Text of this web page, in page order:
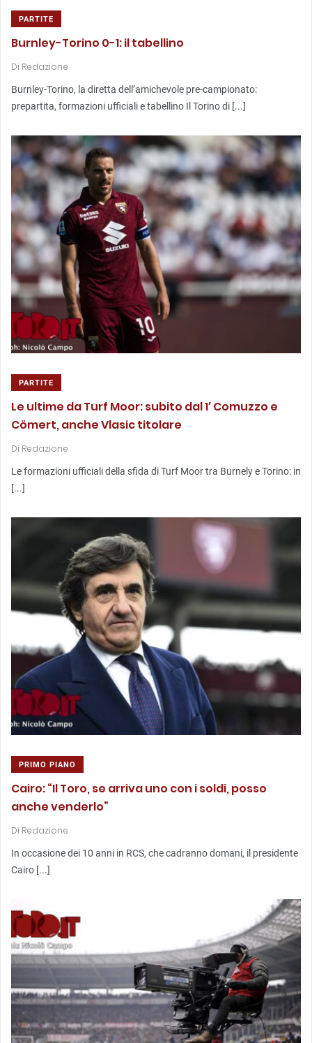
PARTITE
Burnley-Torino 0-1: il tabellino
Di Redazione
Burnley-Torino, la diretta dell’amichevole pre-campionato:
prepartita, formazioni ufficiali e tabellino Il Torino di [...]
PARTITE
Le ultime da Turf Moor: subito dal 1′ Comuzzo e
Cömert, anche Vlasic titolare
Di Redazione
Le formazioni ufficiali della sfida di Turf Moor tra Burnely e Torino: in
[...]
PRIMO PIANO
Cairo: “Il Toro, se arriva uno con i soldi, posso
anche venderlo”
Di Redazione
In occasione dei 10 anni in RCS, che cadranno domani, il presidente
Cairo [...]